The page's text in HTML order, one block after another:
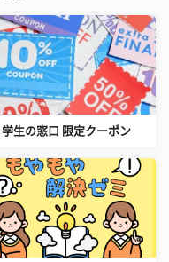
学生の窓口 限定クーポン